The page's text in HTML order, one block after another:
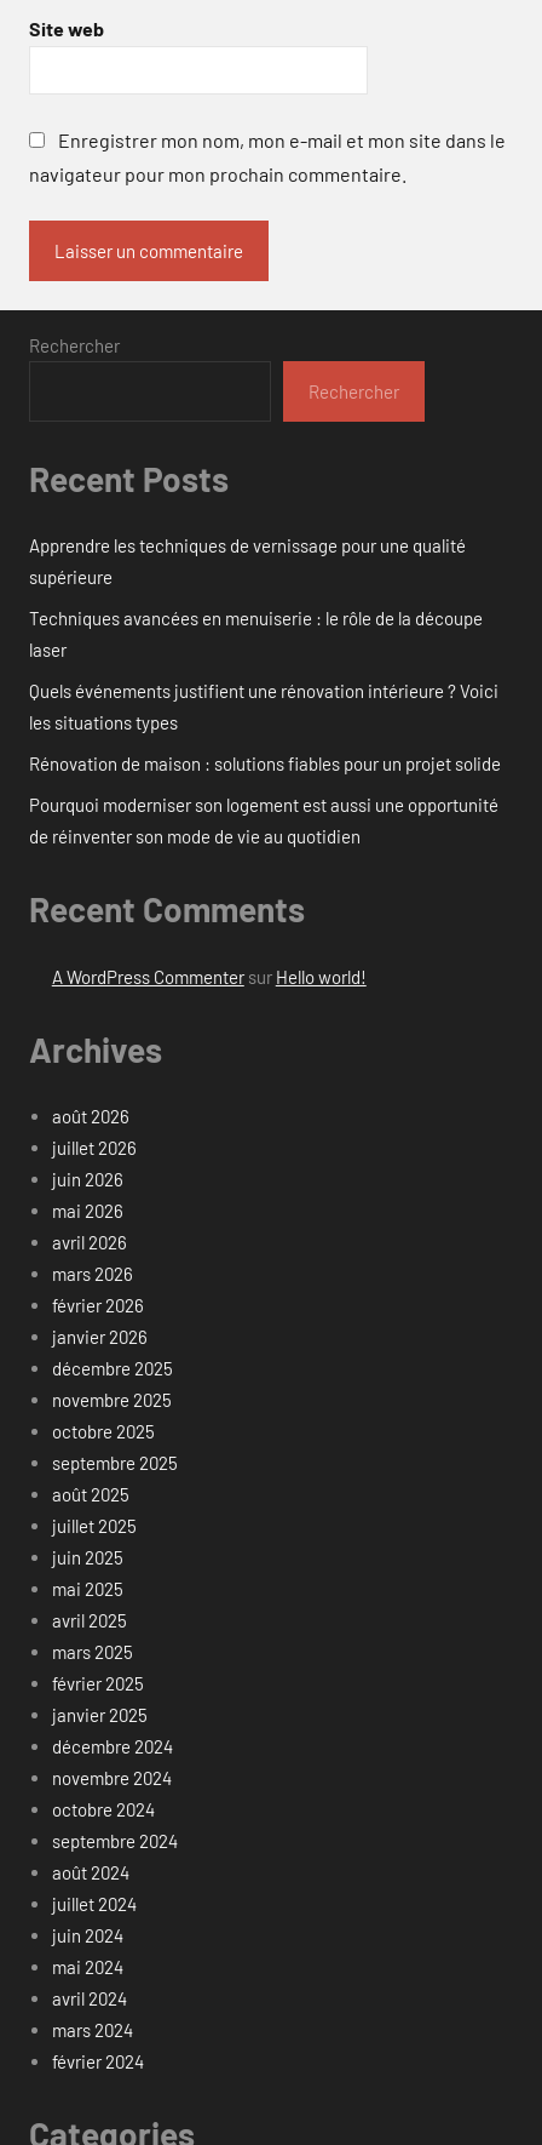
Site web
Enregistrer mon nom, mon e-mail et mon site dans le
navigateur pour mon prochain commentaire.
Rechercher
Rechercher
Recent Posts
Apprendre les techniques de vernissage pour une qualité
supérieure
Techniques avancées en menuiserie : le rôle de la découpe
laser
Quels événements justifient une rénovation intérieure ? Voici
les situations types
Rénovation de maison : solutions fiables pour un projet solide
Pourquoi moderniser son logement est aussi une opportunité
de réinventer son mode de vie au quotidien
Recent Comments
A WordPress Commentersur Hello world!
Archives
août 2026
juillet 2026
juin 2026
mai 2026
avril 2026
mars 2026
février 2026
janvier 2026
décembre 2025
novembre 2025
octobre 2025
septembre 2025
août 2025
juillet 2025
juin 2025
mai 2025
avril 2025
mars 2025
février 2025
janvier 2025
décembre 2024
novembre 2024
octobre 2024
septembre 2024
août 2024
juillet 2024
juin 2024
mai 2024
avril 2024
mars 2024
février 2024
Categories